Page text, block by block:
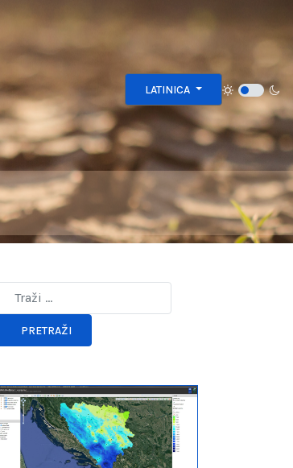
Izaberite vaš jezik
LATINICA
Type 2 or more characters for results.
PRETRAŽI